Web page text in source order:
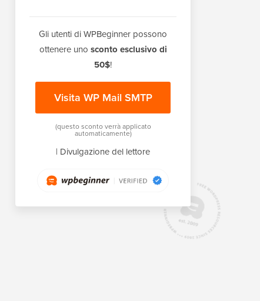
Gli utenti di WPBeginner possono
ottenere uno sconto esclusivo di
50$!
Visita WP Mail SMTP
(questo sconto verrà applicato
automaticamente)
| Divulgazione del lettore